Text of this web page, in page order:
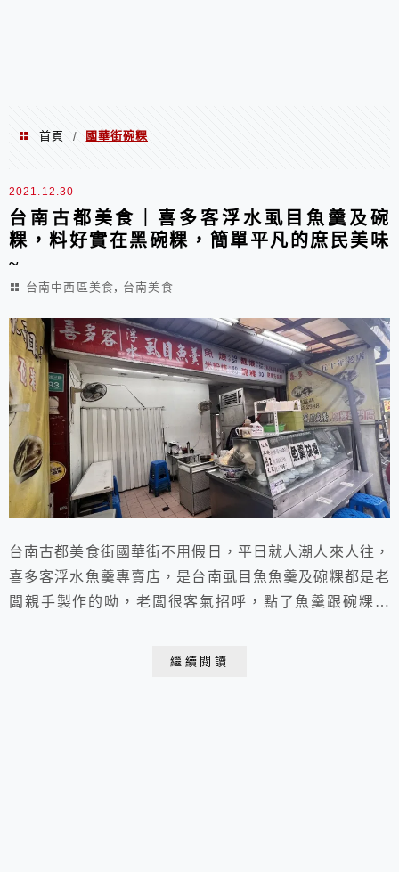
首頁 / 國華街碗粿
國華街碗粿
2021.12.30
台南古都美食｜喜多客浮水虱目魚羹及碗
粿，料好實在黑碗粿，簡單平凡的庶民美味
~
台南中西區美食, 台南美食
台南古都美食街國華街不用假日，平日就人潮人來人往，
喜多客浮水魚羹專賣店，是台南虱目魚魚羹及碗粿都是老
闆親手製作的呦，老闆很客氣招呼，點了魚羹跟碗粿外
繼續閱讀